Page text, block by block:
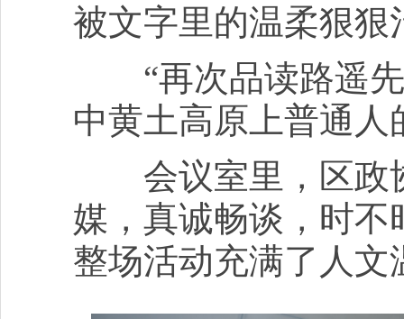
被文字里的温柔狠狠
“再次品读路遥先
中黄土高原上普通人
会议室里，区政
媒，真诚畅谈，时
整场活动充满了人文